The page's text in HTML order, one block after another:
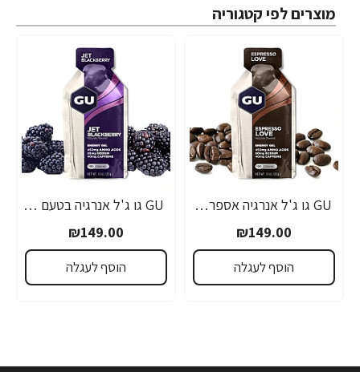
מוצרים לפי קטגוריה
GU גו ג'ל אנרגיה אספרסו 32 גרם - 24 יחידות
₪149.00
הוסף לעגלה
GU גו ג'ל אנרגיה בטעם פטל שחור 32 גרם - 24 יחידות
₪149.00
הוסף לעגלה